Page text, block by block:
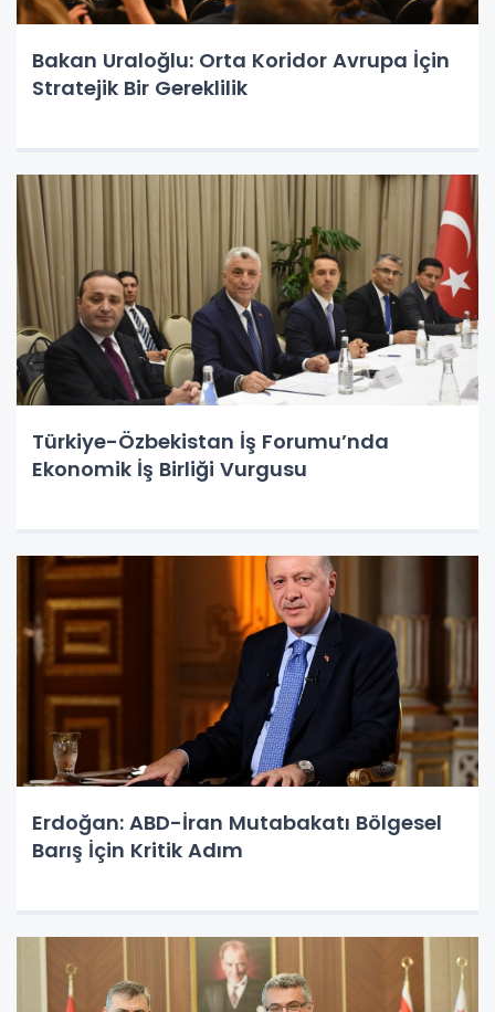
Bakan Uraloğlu: Orta Koridor Avrupa İçin
Stratejik Bir Gereklilik
Türkiye-Özbekistan İş Forumu’nda
Ekonomik İş Birliği Vurgusu
Erdoğan: ABD-İran Mutabakatı Bölgesel
Barış İçin Kritik Adım